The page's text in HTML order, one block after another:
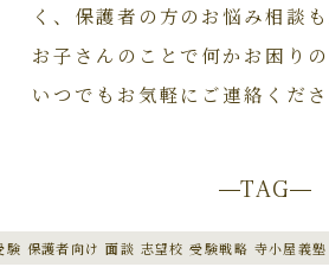
く、保護者の方のお悩み相談
お子さんのことで何かお困りの
いつでもお気軽にご連絡くださ
TAG
験 保護者向け 面談 志望校 受験戦略 寺小屋義